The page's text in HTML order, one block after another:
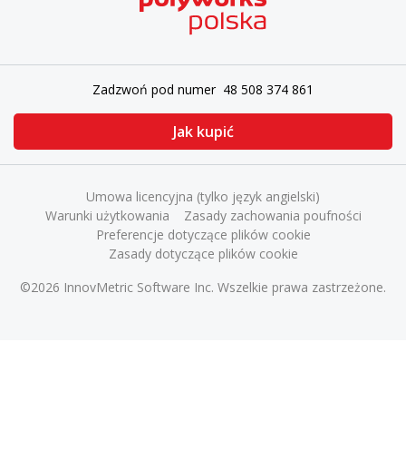
Zadzwoń pod numer 48 508 374 861
Jak kupić
©2026 InnovMetric Software Inc. Wszelkie prawa zastrzeżone.
Umowa licencyjna (tylko język angielski)
Warunki użytkowania
Zasady zachowania poufności
Preferencje dotyczące plików cookie
Zasady dotyczące plików cookie